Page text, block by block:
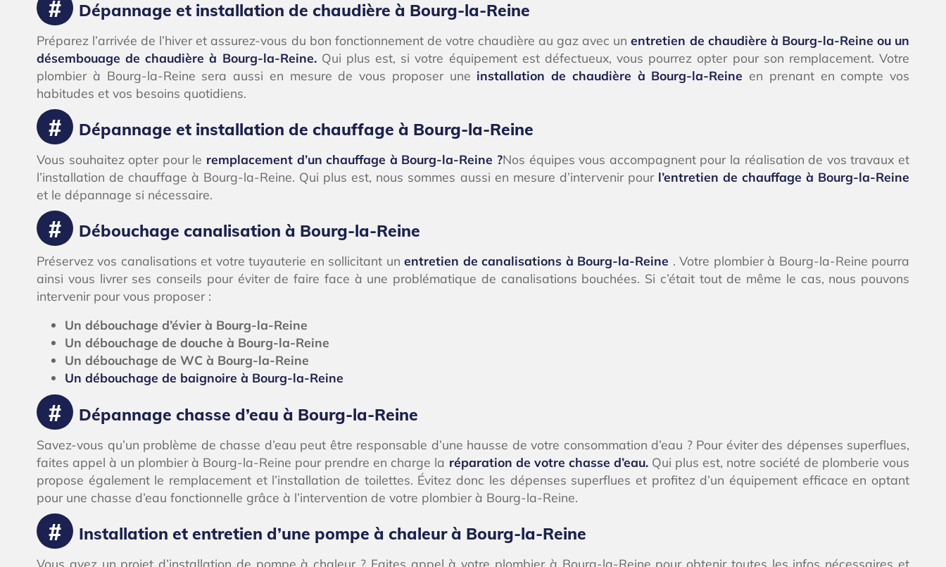
Dépannage et installation de chaudière à Bourg-la-Reine
Préparez l’arrivée de l’hiver et assurez-vous du bon fonctionnement de votre chaudière au gaz avec unentretien de chaudière à Bourg-la-Reine ou un
désembouage de chaudière à Bourg-la-Reine.Qui plus est, si votre équipement est défectueux, vous pourrez opter pour son remplacement. Votre
plombier à Bourg-la-Reine sera aussi en mesure de vous proposer une installation de chaudière à Bourg-la-Reine en prenant en compte vos
habitudes et vos besoins quotidiens.
Dépannage et installation de chauffage à Bourg-la-Reine
Vous souhaitez opter pour le remplacement d’un chauffage à Bourg-la-Reine ?Nos équipes vous accompagnent pour la réalisation de vos travaux et
l’installation de chauffage à Bourg-la-Reine. Qui plus est, nous sommes aussi en mesure d’intervenir pour l’entretien de chauffage à Bourg-la-Reine
et le dépannage si nécessaire.
Débouchage canalisation à Bourg-la-Reine
Préservez vos canalisations et votre tuyauterie en sollicitant unentretien de canalisations à Bourg-la-Reine . Votre plombier à Bourg-la-Reine pourra
ainsi vous livrer ses conseils pour éviter de faire face à une problématique de canalisations bouchées. Si c’était tout de même le cas, nous pouvons
intervenir pour vous proposer :
Un débouchage d’évier à Bourg-la-Reine
Un débouchage de douche à Bourg-la-Reine
Un débouchage de WC à Bourg-la-Reine
Un débouchage de baignoire à Bourg-la-Reine
Dépannage chasse d’eau à Bourg-la-Reine
Savez-vous qu’un problème de chasse d’eau peut être responsable d’une hausse de votre consommation d’eau ? Pour éviter des dépenses superflues,
faites appel à un plombier à Bourg-la-Reine pour prendre en charge la réparation de votre chasse d’eau.Qui plus est, notre société de plomberie vous
propose également le remplacement et l’installation de toilettes. Évitez donc les dépenses superflues et profitez d’un équipement efficace en optant
pour une chasse d’eau fonctionnelle grâce à l’intervention de votre plombier à Bourg-la-Reine.
Installation et entretien d’une pompe à chaleur à Bourg-la-Reine
Vous avez un projet d’installation de pompe à chaleur ? Faites appel à votre plombier à Bourg-la-Reine pour obtenir toutes les infos nécessaires et